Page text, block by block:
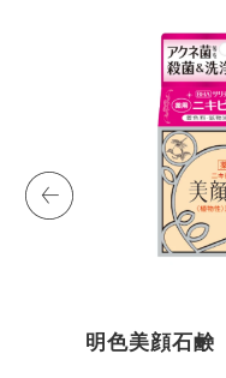
明色美顔石鹸